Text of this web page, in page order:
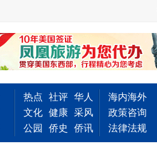
热点 社评 华人
文化 健康 采风
公园
侨史 侨讯
海内海外
政策咨询
法律法规